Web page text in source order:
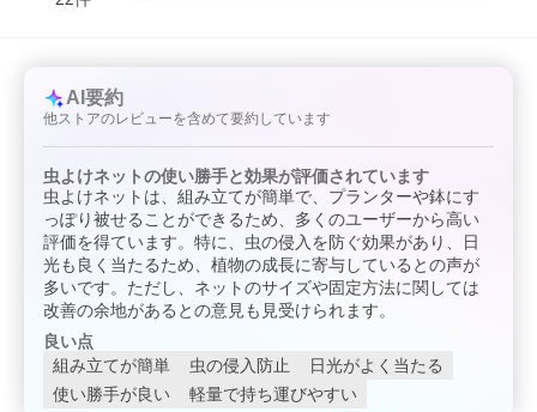
特徴
プランターに被せるだけのカンタン設置。カバーの上から水やり
OK。
カバー目合い0.6mmで、
アオムシ・コナガ・アブラムシ・ヨトウムシなどの害虫の侵入を
ブロックします。
葉菜類の栽培が楽しめ、栽培時のお手入れもラクにできます。
サイズ(約)
幅75cm×奥行40cm×高さ60cm
注意事項
本来の用途と異なるご使用はおやめください。
※替えカバーのみの単品販売はございません。
サイズ展開
AI要約
他ストアのレビューを含めて要約しています
虫よけネットの使い勝手と効果が評価されています
虫よけネットは、組み立てが簡単で、プランターや鉢にす
っぽり被せることができるため、多くのユーザーから高い
評価を得ています。特に、虫の侵入を防ぐ効果があり、日
光も良く当たるため、植物の成長に寄与しているとの声が
多いです。ただし、ネットのサイズや固定方法に関しては
改善の余地があるとの意見も見受けられます。
良い点
組み立てが簡単
虫の侵入防止
日光がよく当たる
使い勝手が良い
軽量で持ち運びやすい